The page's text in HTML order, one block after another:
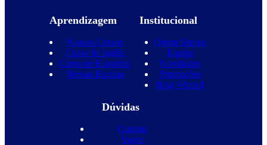
Aprendizagem
Nossos Cursos
Curso de Inglês
Curso de Espanhol
Nossas Escolas
Institucional
Quem Somos
Equipe
Novidades
Promoções
Blog Wizard
Dúvidas
Contato
Vagas